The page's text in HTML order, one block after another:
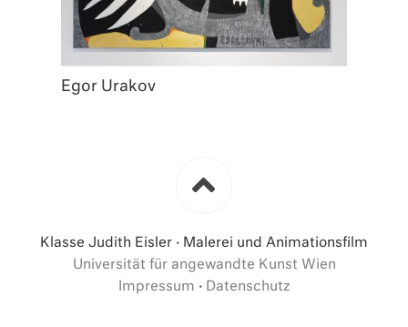
Egor Urakov
Klasse Judith Eisler · Malerei und Animationsfilm
Universität für angewandte Kunst Wien
Impressum · Datenschutz